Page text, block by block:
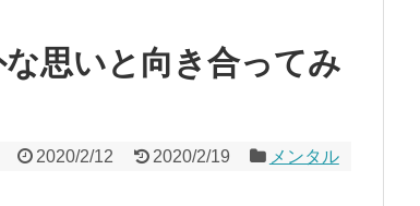
思いと向き合ってみ
2020/2/12 2020/2/19 メンタル